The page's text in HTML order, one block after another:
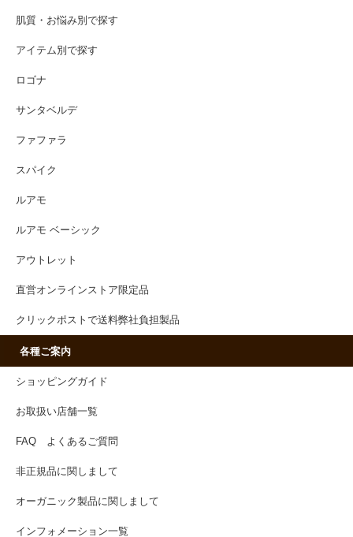
肌質・お悩み別で探す
アイテム別で探す
ロゴナ
サンタベルデ
ファファラ
スパイク
ルアモ
ルアモ ベーシック
アウトレット
直営オンラインストア限定品
クリックポストで送料弊社負担製品
各種ご案内
ショッピングガイド
お取扱い店舗一覧
FAQ よくあるご質問
非正規品に関しまして
オーガニック製品に関しまして
インフォメーション一覧